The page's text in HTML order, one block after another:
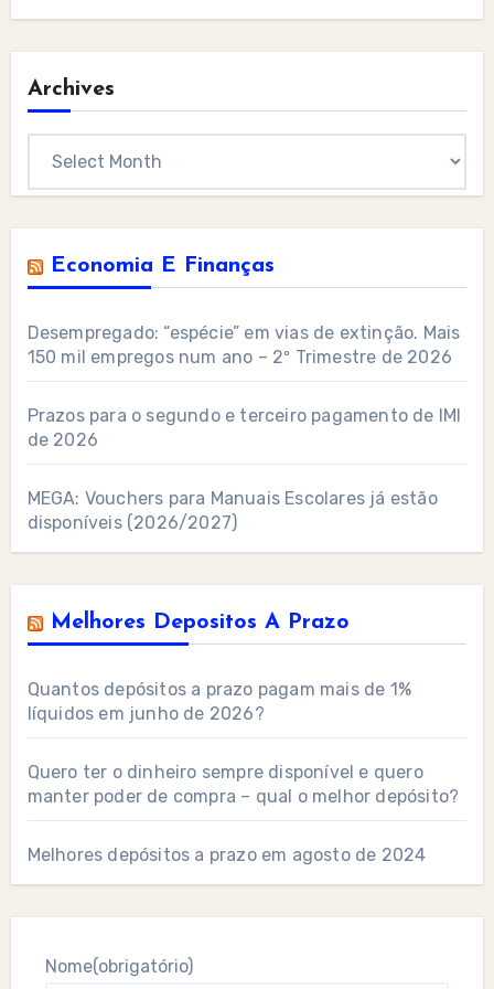
Archives
Economia E Finanças
Desempregado: “espécie” em vias de extinção. Mais
150 mil empregos num ano – 2º Trimestre de 2026
Prazos para o segundo e terceiro pagamento de IMI
de 2026
MEGA: Vouchers para Manuais Escolares já estão
disponíveis (2026/2027)
Melhores Depositos A Prazo
Quantos depósitos a prazo pagam mais de 1%
líquidos em junho de 2026?
Quero ter o dinheiro sempre disponível e quero
manter poder de compra – qual o melhor depósito?
Melhores depósitos a prazo em agosto de 2024
Nome(obrigatório)